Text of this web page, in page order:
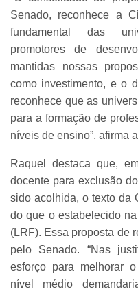
Senado, reconhece a
fundamental das
promotores de
mantidas nossas
como investimento, e o
reconhece que as
para a formação de
níveis de ensino”, afirma
Raquel destaca que,
docente para exclusão
sido acolhida, o texto da
do que o estabelecido
(LRF). Essa proposta de
pelo Senado. “Nas
esforço para melhorar
nível médio